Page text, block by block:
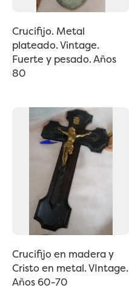
Crucifijo. Metal
plateado. Vintage.
Fuerte y pesado. Años
80
Crucifijo en madera y
Cristo en metal. VIntage.
Años 60-70